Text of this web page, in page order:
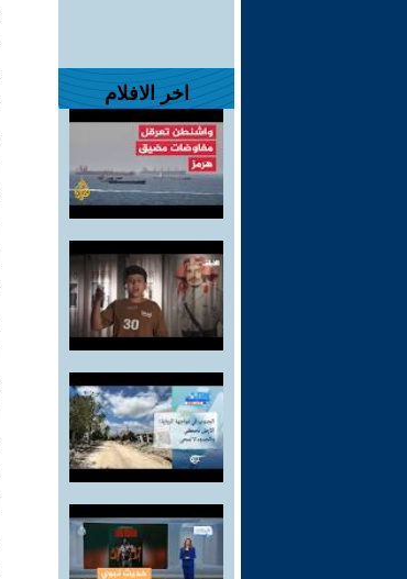
اخر الافلام